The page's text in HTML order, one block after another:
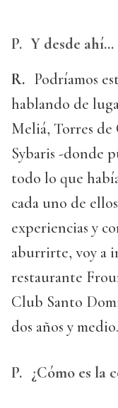
P. Y desde ahí…
R. Podríamos
hablando de
Meliá, Torres de
Sybaris -donde
todo lo que
cada uno de
experiencias y
aburrirte, voy a
restaurante
Club Santo
dos años y medio.
P. ¿Cómo es la